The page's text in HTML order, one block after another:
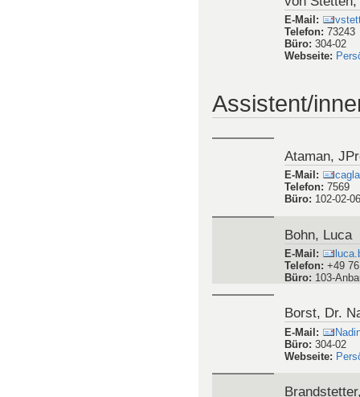
E-Mail:
Telefon :7355
Büro:103-02-
Webseite:
E-Mail:
Telefon:73243
Büro:304-02
Assistent/
Ataman,
E-Mail:
Telefon:7569
Büro: 102-02-
Bohn, Luca
E-Mail:
Telefon:+49
Büro:103-